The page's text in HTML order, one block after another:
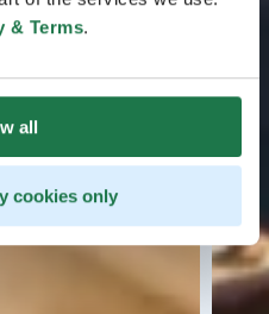
& Terms.
all
cookies only